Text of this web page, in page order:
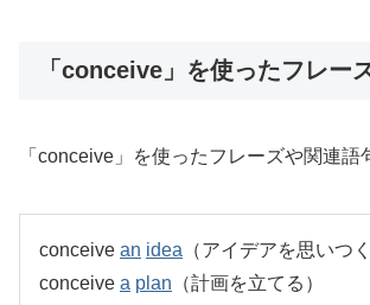
「conceive」を使ったフレー
「conceive」を使ったフレーズや関連語
conceive an idea （アイデアを思いつく
conceive a plan （計画を立てる）